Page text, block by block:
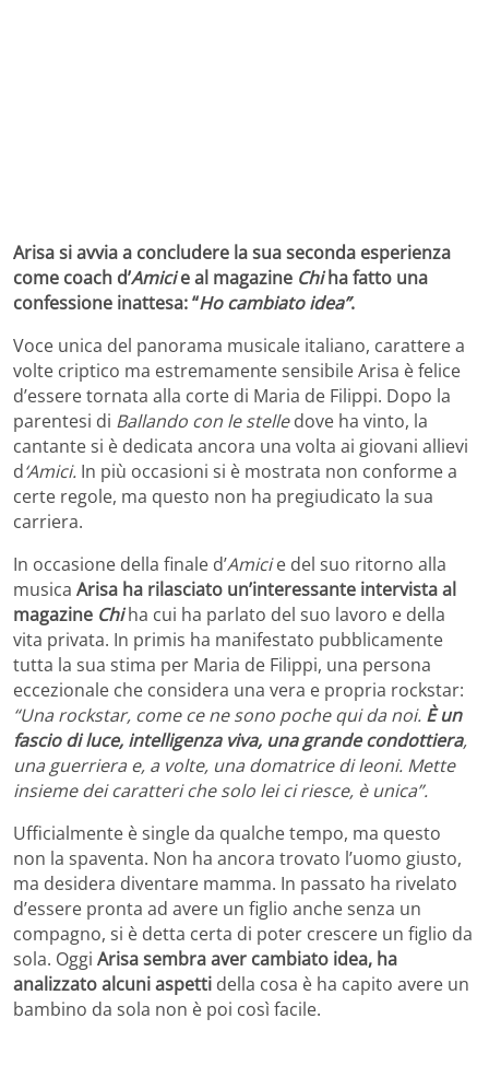
Arisa si avvia a concludere la sua seconda esperienza
come coach d’Amicie al magazine Chiha fatto una
confessione inattesa: “Ho cambiato idea”.
Voce unica del panorama musicale italiano, carattere a
volte criptico ma estremamente sensibile Arisa è felice
d’essere tornata alla corte di Maria de Filippi. Dopo la
parentesi di Ballando con le stelledove ha vinto, la
cantante si è dedicata ancora una volta ai giovani allievi
d‘Amici. In più occasioni si è mostrata non conforme a
certe regole, ma questo non ha pregiudicato la sua
carriera.
In occasione della finale d’Amicie del suo ritorno alla
musica Arisa ha rilasciato un’interessante intervista al
magazine Chiha cui ha parlato del suo lavoro e della
vita privata. In primis ha manifestato pubblicamente
tutta la sua stima per Maria de Filippi, una persona
eccezionale che considera una vera e propria rockstar:
“Una rockstar, come ce ne sono poche qui da noi. È un
fascio di luce, intelligenza viva, una grande condottiera,
una guerriera e, a volte, una domatrice di leoni. Mette
insieme dei caratteri che solo lei ci riesce, è unica”.
Ufficialmente è single da qualche tempo, ma questo
non la spaventa. Non ha ancora trovato l’uomo giusto,
ma desidera diventare mamma. In passato ha rivelato
d’essere pronta ad avere un figlio anche senza un
compagno, si è detta certa di poter crescere un figlio da
sola. Oggi Arisa sembra aver cambiato idea, ha
analizzato alcuni aspetti della cosa è ha capito avere un
bambino da sola non è poi così facile.